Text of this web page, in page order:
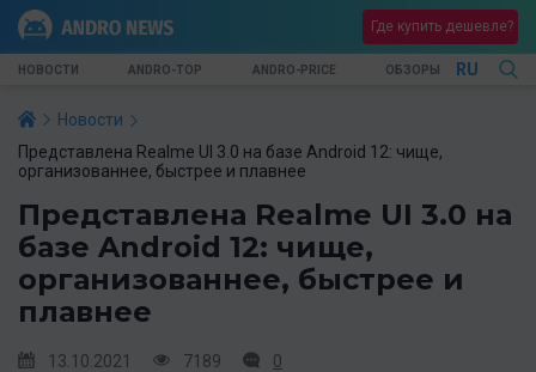
Где купить дешевле?
НОВОСТИ ANDRO-TOP ANDRO-PRICE ОБЗОРЫ RU
Новости
Представлена Realme UI 3.0 на базе Android 12: чище,
организованнее, быстрее и плавнее
Представлена Realme UI 3.0 на
базе Android 12: чище,
организованнее, быстрее и
плавнее
13.10.2021 7189 0